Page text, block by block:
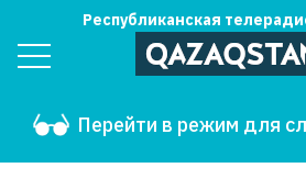
Республиканская
Перейти в режим для